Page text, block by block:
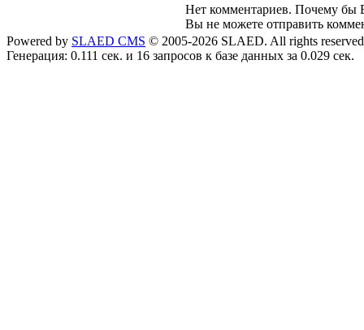
Нет комментариев. Почему бы
Вы не можете отправить
Powered by SLAED CMS © 2005-2026 SLAED. All rights
Генерация: 0.111 сек. и 16 запросов к базе данных за 0.029 сек.